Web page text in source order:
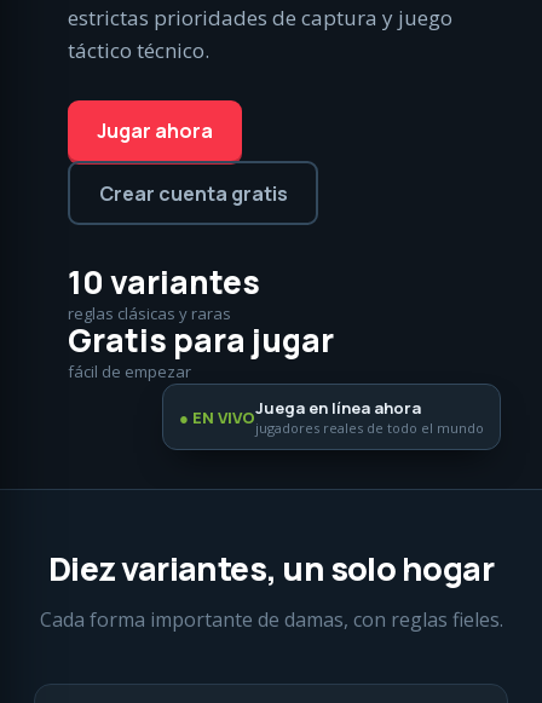
estrictas prioridades de captura y juego
táctico técnico.
Jugar ahora
Crear cuenta gratis
10 variantes
reglas clásicas y raras
Gratis para jugar
fácil de empezar
● EN VIVOJuega en línea ahora
jugadores reales de todo el mundo
Diez variantes, un solo hogar
Cada forma importante de damas, con reglas fieles.